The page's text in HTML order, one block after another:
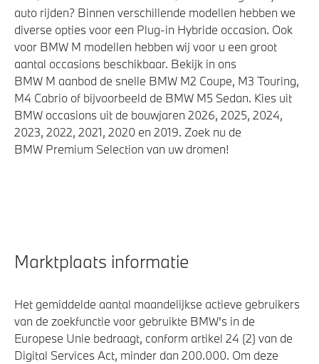
auto rijden? Binnen verschillende modellen hebben we
diverse opties voor een Plug-in Hybride occasion. Ook
voor BMW M modellen hebben wij voor u een groot
aantal occasions beschikbaar. Bekijk in ons
BMW M aanbod de snelle BMW M2 Coupe, M3 Touring,
M4 Cabrio of bijvoorbeeld de BMW M5 Sedan. Kies uit
BMW occasions uit de bouwjaren 2026, 2025, 2024,
2023, 2022, 2021, 2020 en 2019. Zoek nu de
BMW Premium Selection van uw dromen!
Marktplaats informatie
Het gemiddelde aantal maandelijkse actieve gebruikers
van de zoekfunctie voor gebruikte BMW's in de
Europese Unie bedraagt, conform artikel 24 (2) van de
Digital Services Act, minder dan 200.000. Om deze